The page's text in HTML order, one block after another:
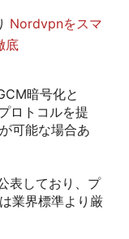
Nordvpnをスマ
底
暗号化と
ロトコルを提
可能な場合あ
表しており、プ
業界標準より厳